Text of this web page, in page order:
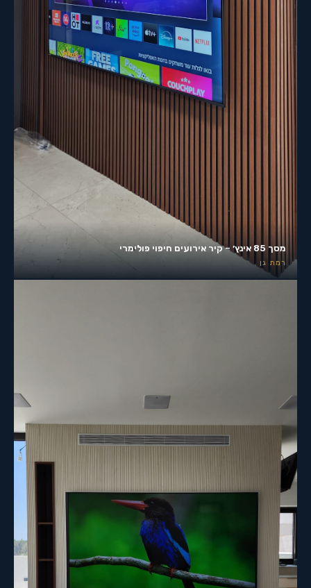
מסך 85 אינץ׳ – קיר אירועים חיפוי פולימרי
רמת גן